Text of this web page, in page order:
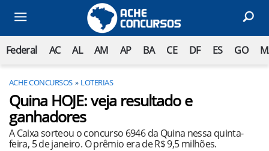
Federal AC AL AM AP BA CE DF ES GO
ACHE CONCURSOS LOTERIAS
Quina HOJE: veja resultado e
ganhadores
A Caixa sorteou o concurso 6946 da Quina nessa quinta-
feira, 5 de janeiro. O prêmio era de R$ 9,5 milhões.